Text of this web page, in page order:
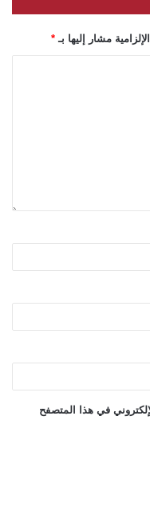
مشار إليها بـ *
في هذا المتصفح